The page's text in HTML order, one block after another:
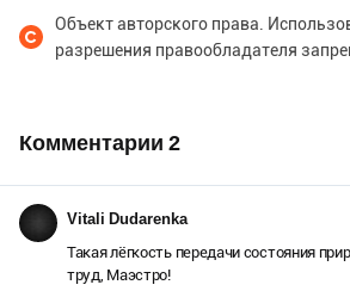
Объект авторского права.
разрешения правообладателя
Комментарии 2
Vitali Dudarenka
Такая лёгкость передачи состояния
труд, Маэстро!